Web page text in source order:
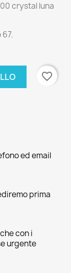
crystal luna
favorite_border
ed email
prima
con i
urgente